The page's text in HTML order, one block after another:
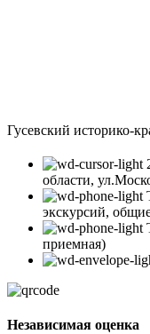
Гусевский историко-
области,
экскурсий,
приемная)
Независимая оценка